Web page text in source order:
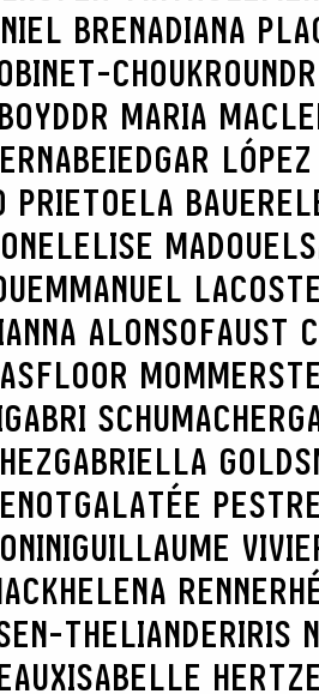
BRENADIANA
CHOUKROUN
DR MARIA
EDGAR
PRIETOELA BAUER
ELISE MADOU
EMMANUEL LACOSTE
ALONSOFAUST
FLOOR
GABRI SCHUMACHER
GABRIELLA
GALATÉE PESTRE
GUILLAUME
HELENA RENNER
THELIANDERIRIS
ISABELLE